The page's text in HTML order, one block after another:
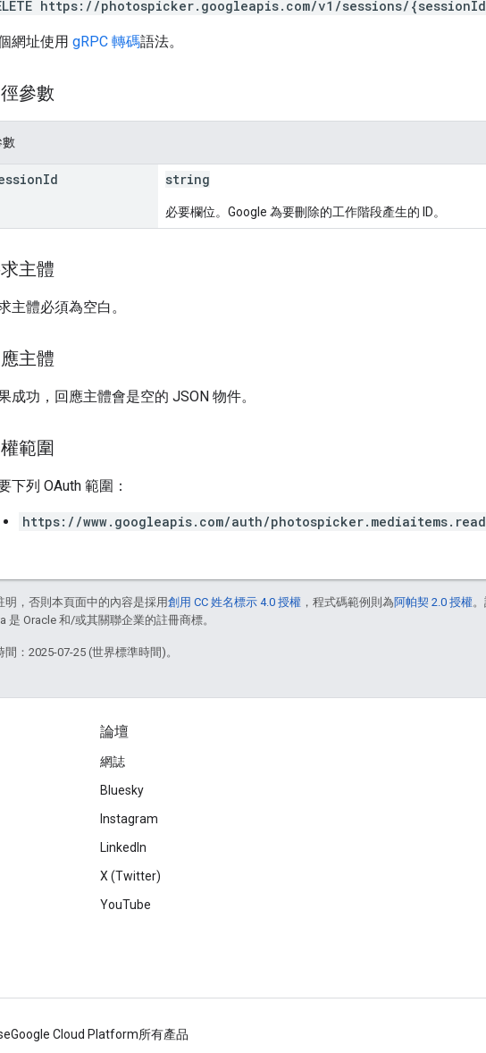
https://photospicker.googleapis.com/v1/sessions/
網址使用 gRPC 轉碼語法。
參數
數
Id string
必要欄位。Google 為要刪除的工作階段產生的 ID。
主體
主體必須為空白。
主體
成功，回應主體會是空的 JSON 物件。
範圍
下列 OAuth 範圍：
https://www.googleapis.com/auth/
明，否則本頁面中的內容是採用創用 CC 姓名標示 4.0 授權 ，程式碼範例則為阿帕契 2.0 授權
是 Oracle 和/或其關聯企業的註冊商標。
間：2025-07-25 (世界標準時間)。
論壇
網誌
Bluesky
Instagram
LinkedIn
X (Twitter)
YouTube
Google Cloud Platform所有產品